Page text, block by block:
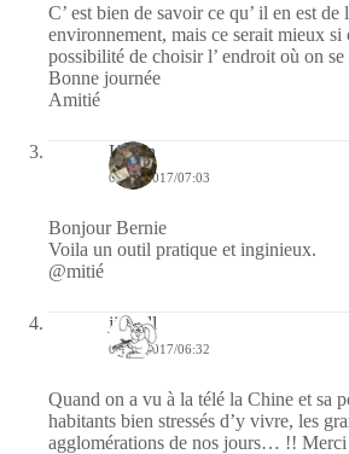
C’ est bien de savoir ce qu’ il en est de
environnement, mais ce serait mieux si
possibilité de choisir l’ endroit où on
Bonne journée
Amitié
Kévin
07/01/2017/07:03
Bonjour Bernie
Voila un outil pratique et inginieux.
@mitié
jill bill
07/01/2017/06:32
Quand on a vu à la télé la Chine et sa
habitants bien stressés d’y vivre, les
agglomérations de nos jours… !!